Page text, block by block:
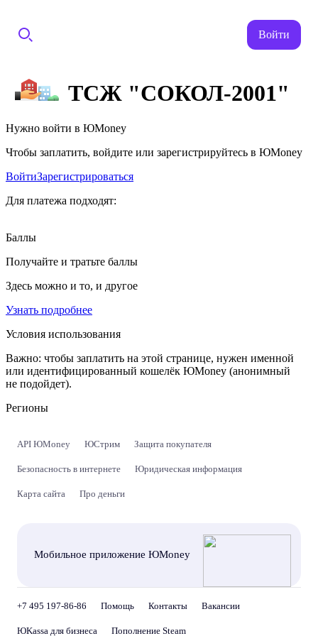
Войти
ТСЖ "СОКОЛ-2001"
Нужно войти в ЮMoney
Чтобы заплатить, войдите или зарегистрируйтесь в ЮMoney
ВойтиЗарегистрироваться
Для платежа подходят:
Баллы
Получайте и тратьте баллы
Здесь можно и то, и другое
Узнать подробнее
Условия использования
Важно: чтобы заплатить на этой странице, нужен именной
или идентифицированный кошелёк ЮMoney (анонимный
не подойдет).
Регионы
API ЮMoney ЮСтрим Защита покупателя
Безопасность в интернете Юридическая информация
Карта сайта Про деньги
Мобильное приложение ЮMoney
+7 495 197-86-86 Помощь Контакты Вакансии
ЮKassa для бизнеса Пополнение Steam